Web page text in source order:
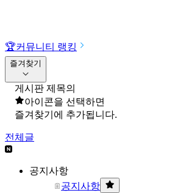
🏆커뮤니티 랭킹
즐겨찾기
게시판 제목의
아이콘을 선택하면
즐겨찾기에 추가됩니다.
전체글
공지사항
공지사항